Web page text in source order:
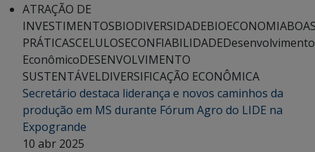
ATRAÇÃO DE
INVESTIMENTOSBIODIVERSIDADEBIOECONOMIA
PRÁTICASCELULOSECONFIABILIDADEDesenvolvimento
EconômicoDESENVOLVIMENTO
SUSTENTÁVELDIVERSIFICAÇÃO ECONÔMICA
Secretário destaca liderança e novos caminhos da
produção em MS durante Fórum Agro do LIDE na
Expogrande
10 abr 2025